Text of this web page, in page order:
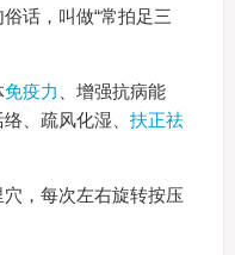
话，叫做“常拍足三
免疫力
、增强抗病能
、疏风化湿、 扶正祛
，每次左右旋转按压